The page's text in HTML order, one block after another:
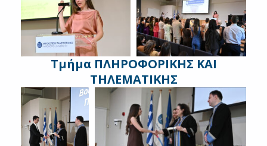
Τμήμα ΠΛΗΡΟΦΟΡΙΚΗΣ ΚΑΙ
ΤΗΛΕΜΑΤΙΚΗΣ